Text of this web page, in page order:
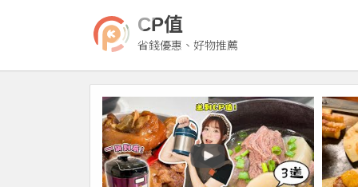
CP值
省錢優惠、好物推薦